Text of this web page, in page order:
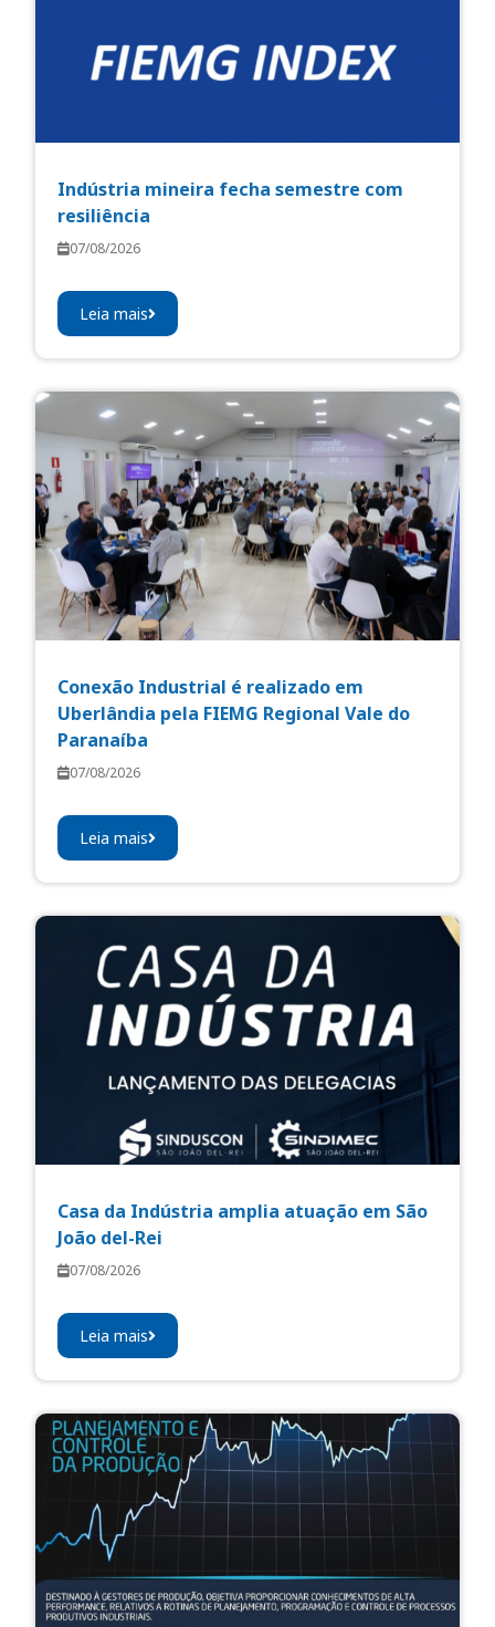
Indústria mineira fecha semestre com
resiliência
07/08/2026
Leia mais
Conexão Industrial é realizado em
Uberlândia pela FIEMG Regional Vale do
Paranaíba
07/08/2026
Leia mais
Casa da Indústria amplia atuação em São
João del-Rei
07/08/2026
Leia mais